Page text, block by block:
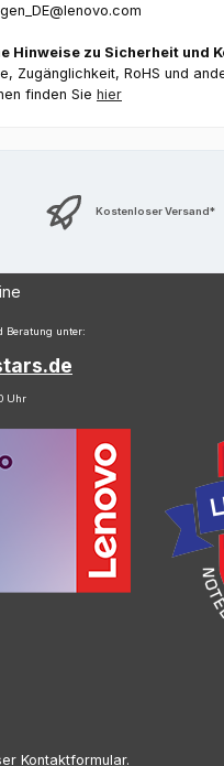
Hinweise zu Sicherheit und
Zugänglichkeit, RoHS und
finden Sie hier
Kostenloser Versand*
Beratung unter:
Uhr
Kontaktformular.